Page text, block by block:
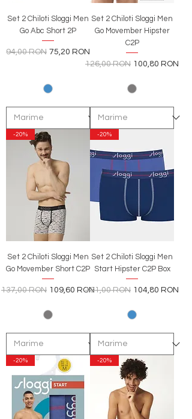
Set 2 Chiloti Sloggi Men
Go Abc Short 2P
Preț normal
94,00 RON Preț redus
75,20 RON
Set 2 Chiloti Sloggi Men
Go Movember Hipster
C2P
Preț normal
126,00 RON Preț redus
100,80 RON
-20%
Set 2 Chiloti Sloggi Men
Go Movember Short C2P
Preț normal
137,00 RON Preț redus
109,60 RON
-20%
Set 2 Chiloti Sloggi Men
Start Hipster C2P Box
Preț normal
131,00 RON Preț redus
104,80 RON
-20% -20%